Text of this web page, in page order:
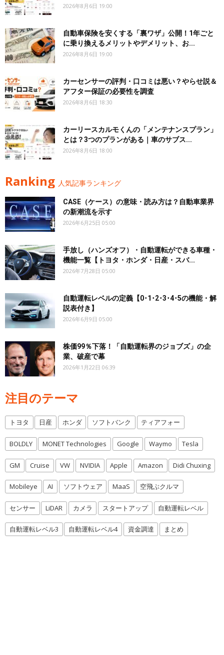
2026年8月6日 19:00
自動車保険を安くする「裏ワザ」公開！1年ごと
に乗り換えるメリットやデメリット、お...
2026年8月6日 19:00
カーセンサーの評判・口コミは悪い？やらせ説＆
アフター保証の必要性を調査
2026年8月6日 18:30
カーリースカルモくんの「メンテナンスプラン」
とは？3つのプランがある｜車のサブス...
2026年8月6日 18:00
Ranking 人気記事ランキング
CASE（ケース）の意味・読み方は？自動車業界
の新潮流を示す
2026年6月25日 05:00
手放し（ハンズオフ）・自動運転ができる車種・
機能一覧【トヨタ・ホンダ・日産・スバ...
2026年7月28日 05:00
自動運転レベルの定義【0･1･2･3･4･5の機能・解
説表付き】
2026年6月9日 05:00
株価99％下落！「自動運転界のジョブズ」の企
業、破産で幕
2026年1月22日 06:39
注目のテーマ
トヨタ 日産 ホンダ ソフトバンク ティアフォー
BOLDLY MONET Technologies Google Waymo Tesla
GM Cruise VW NVIDIA Apple Amazon Didi Chuxing
Mobileye AI ソフトウェア MaaS 空飛ぶクルマ
センサー LiDAR カメラ スタートアップ 自動運転レベル
自動運転レベル3 自動運転レベル4 資金調達 まとめ